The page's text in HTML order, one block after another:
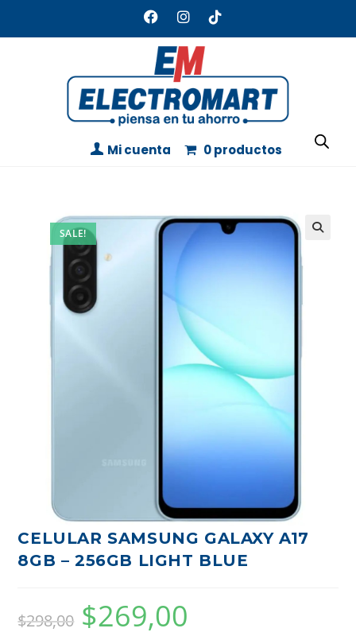
Mi cuenta 0 productos
SALE!
CELULAR SAMSUNG GALAXY A17
8GB – 256GB LIGHT BLUE
$298,00 $269,00